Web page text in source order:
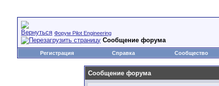
Форум Pilot Engineering
Сообщение форума
Регистрация Справка Сообщество
Сообщение форума